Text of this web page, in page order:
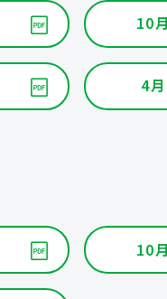
10月
4月
10月